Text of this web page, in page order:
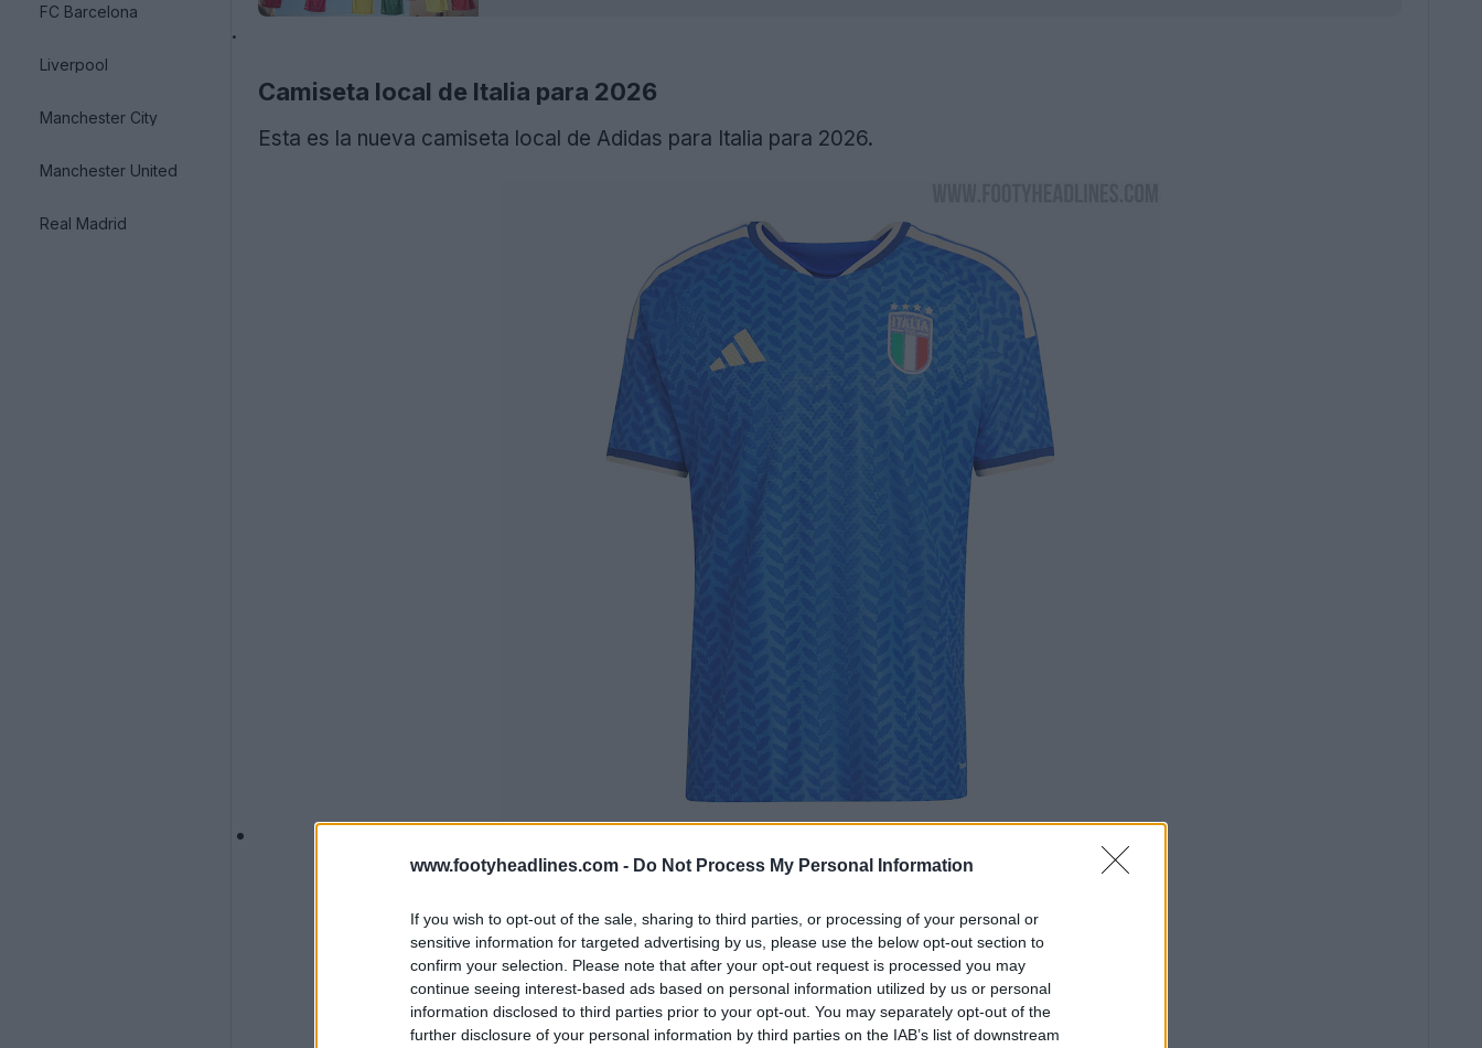
www.footyheadlines.com - Do Not Process My Personal Information
If you wish to opt-out of the sale, sharing to third parties, or processing of your personal or
sensitive information for targeted advertising by us, please use the below opt-out section to
confirm your selection. Please note that after your opt-out request is processed you may
continue seeing interest-based ads based on personal information utilized by us or personal
information disclosed to third parties prior to your opt-out. You may separately opt-out of the
further disclosure of your personal information by third parties on the IAB’s list of downstream
FC Barcelona
Liverpool
Manchester City
Manchester United
Real Madrid
.
Camiseta local de Italia para 2026
Esta es la nueva camiseta local de Adidas para Italia para 2026.